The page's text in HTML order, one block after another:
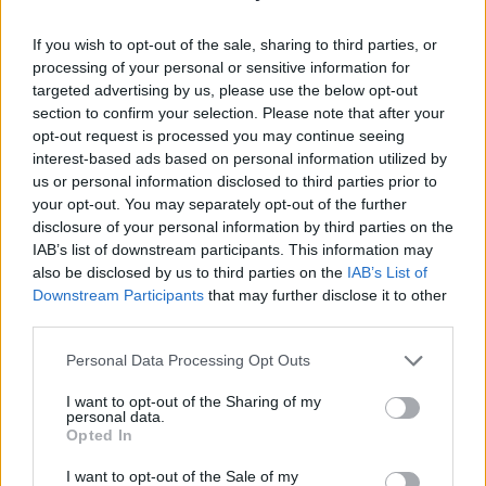
If you wish to opt-out of the sale, sharing to third parties, or
processing of your personal or sensitive information for
targeted advertising by us, please use the below opt-out
section to confirm your selection. Please note that after your
opt-out request is processed you may continue seeing
interest-based ads based on personal information utilized by
us or personal information disclosed to third parties prior to
your opt-out. You may separately opt-out of the further
disclosure of your personal information by third parties on the
IAB’s list of downstream participants. This information may
also be disclosed by us to third parties on the IAB’s List of
Downstream Participants that may further disclose it to other
Personal Data Processing Opt Outs
I want to opt-out of the Sharing of my
personal data.
Opted In
I want to opt-out of the Sale of my
σεϊτάν είναι απαγορευτική για όσους
παρουσιάζουν δυσανεξία στη γλουτένη,
σύνδρομο ευερέθιστου εντέρου,
δυσκοιλιότητα, φούσκωμα κλπ.